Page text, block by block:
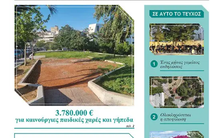
Για τον νέο Κώδικα της Αυτοδιοίκησης αναγνώρισε ως
σημαντικό βήμα τη συγκέντρωση της διάσπαρτης
νομοθεσίας σε ένα ενιαίο κείμενο, άσκησε όμως κριτική
στον τρόπο με τον οποίο διαμορφώνεται. «Η
Αυτοδιοίκηση ξέρει τι Αυτοδιοίκηση θέλει», σημείωσε,
υποστηρίζοντας ότι οι Δήμοι θα έπρεπε να έχουν πολύ
πιο καθοριστικό ρόλο στη διαμόρφωση του νέου
πλαισίου.